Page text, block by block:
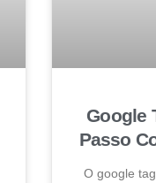
Google
Passo
O google